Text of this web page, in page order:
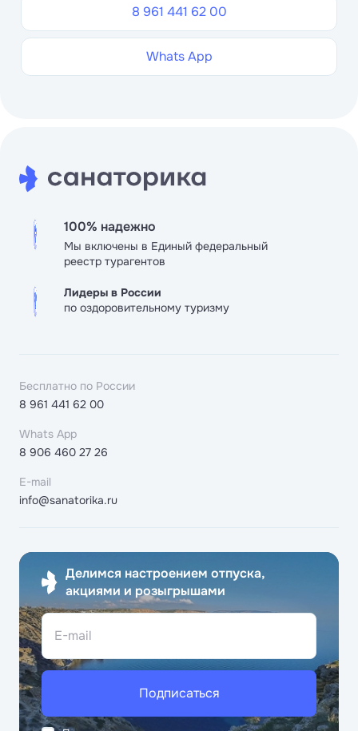
8 961 441 62 00
Whats App
100% надежно
Мы включены в Единый федеральный
реестр турагентов
Лидеры в России
по оздоровительному туризму
Бесплатно по России
8 961 441 62 00
Whats App
8 906 460 27 26
E-mail
info@sanatorika.ru
Делимся настроением отпуска,
акциями и розыгрышами
E-mail
Подписаться